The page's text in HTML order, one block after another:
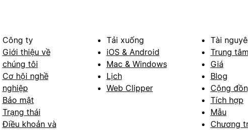
Công ty
Giới thiệu về
chúng tôi
Cơ hội nghề
nghiệp
Bảo mật
Trạng thái
Điều khoản và
Tải xuống
iOS & Android
Mac & Windows
Lịch
Web Clipper
Tài
Trung
Giá
Blog
Cộng
Tích hợp
Mẫu
Chương